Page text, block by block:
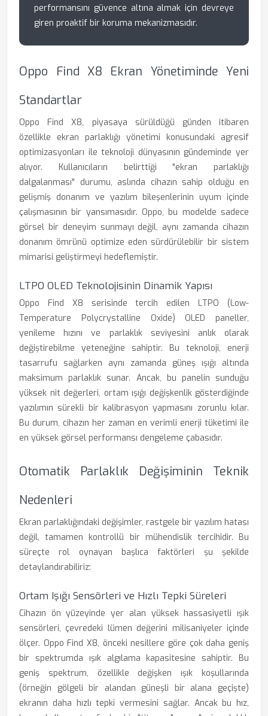
performansını güvence altına almak için devreye
giren proaktif bir koruma mekanizmasıdır.
Oppo Find X8 Ekran Yönetiminde Yeni
Standartlar
Oppo Find X8, piyasaya sürüldüğü günden itibaren
özellikle ekran parlaklığı yönetimi konusundaki agresif
optimizasyonları ile teknoloji dünyasının gündeminde yer
alıyor. Kullanıcıların belirttiği "ekran parlaklığı
dalgalanması" durumu, aslında cihazın sahip olduğu en
gelişmiş donanım ve yazılım bileşenlerinin uyum içinde
çalışmasının bir yansımasıdır. Oppo, bu modelde sadece
görsel bir deneyim sunmayı değil, aynı zamanda cihazın
donanım ömrünü optimize eden sürdürülebilir bir sistem
mimarisi geliştirmeyi hedeflemiştir.
LTPO OLED Teknolojisinin Dinamik Yapısı
Oppo Find X8 serisinde tercih edilen LTPO (Low-
Temperature Polycrystalline Oxide) OLED paneller,
yenileme hızını ve parlaklık seviyesini anlık olarak
değiştirebilme yeteneğine sahiptir. Bu teknoloji, enerji
tasarrufu sağlarken aynı zamanda güneş ışığı altında
maksimum parlaklık sunar. Ancak, bu panelin sunduğu
yüksek nit değerleri, ortam ışığı değişkenlik gösterdiğinde
yazılımın sürekli bir kalibrasyon yapmasını zorunlu kılar.
Bu durum, cihazın her zaman en verimli enerji tüketimi ile
en yüksek görsel performansı dengeleme çabasıdır.
Otomatik Parlaklık Değişiminin Teknik
Nedenleri
Ekran parlaklığındaki değişimler, rastgele bir yazılım hatası
değil, tamamen kontrollü bir mühendislik tercihidir. Bu
süreçte rol oynayan başlıca faktörleri şu şekilde
detaylandırabiliriz:
Ortam Işığı Sensörleri ve Hızlı Tepki Süreleri
Cihazın ön yüzeyinde yer alan yüksek hassasiyetli ışık
sensörleri, çevredeki lümen değerini milisaniyeler içinde
ölçer. Oppo Find X8, önceki nesillere göre çok daha geniş
bir spektrumda ışık algılama kapasitesine sahiptir. Bu
geniş spektrum, özellikle değişken ışık koşullarında
(örneğin gölgeli bir alandan güneşli bir alana geçişte)
ekranın daha hızlı tepki vermesini sağlar. Ancak bu hız,